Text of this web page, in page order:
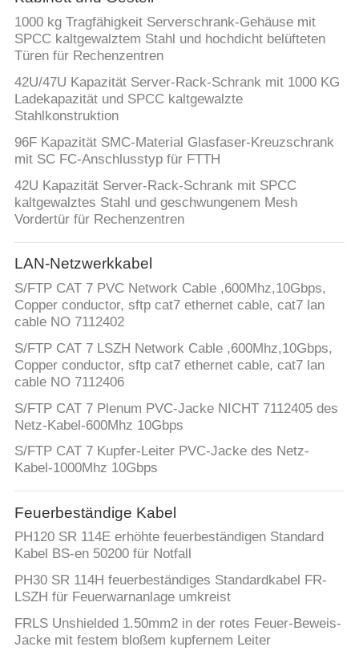
1000 kg Tragfähigkeit Serverschrank-Gehäuse mit
SPCC kaltgewalztem Stahl und hochdicht belüfteten
Türen für Rechenzentren
42U/47U Kapazität Server-Rack-Schrank mit 1000 KG
Ladekapazität und SPCC kaltgewalzte
Stahlkonstruktion
96F Kapazität SMC-Material Glasfaser-Kreuzschrank
mit SC FC-Anschlusstyp für FTTH
42U Kapazität Server-Rack-Schrank mit SPCC
kaltgewalztes Stahl und geschwungenem Mesh
Vordertür für Rechenzentren
LAN-Netzwerkkabel
S/FTP CAT 7 PVC Network Cable ,600Mhz,10Gbps,
Copper conductor, sftp cat7 ethernet cable, cat7 lan
cable NO 7112402
S/FTP CAT 7 LSZH Network Cable ,600Mhz,10Gbps,
Copper conductor, sftp cat7 ethernet cable, cat7 lan
cable NO 7112406
S/FTP CAT 7 Plenum PVC-Jacke NICHT 7112405 des
Netz-Kabel-600Mhz 10Gbps
S/FTP CAT 7 Kupfer-Leiter PVC-Jacke des Netz-
Kabel-1000Mhz 10Gbps
Feuerbeständige Kabel
PH120 SR 114E erhöhte feuerbeständigen Standard
Kabel BS-en 50200 für Notfall
PH30 SR 114H feuerbeständiges Standardkabel FR-
LSZH für Feuerwarnanlage umkreist
FRLS Unshielded 1.50mm2 in der rotes Feuer-Beweis-
Jacke mit festem bloßem kupfernem Leiter